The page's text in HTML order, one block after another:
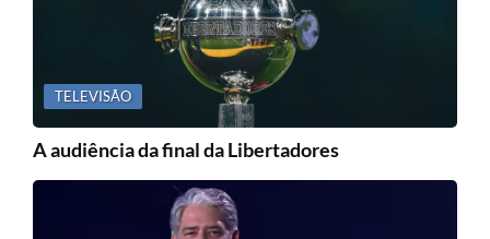
TELEVISÃO
A audiência da final da Libertadores